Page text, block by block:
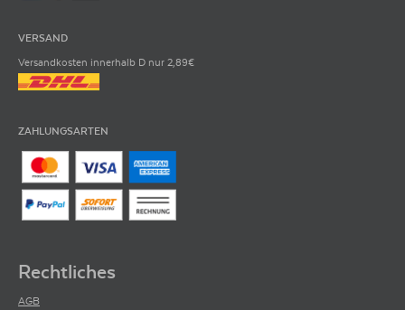
VERSAND
Versandkosten innerhalb D nur 2,89€
ZAHLUNGSARTEN
Rechtliches
AGB